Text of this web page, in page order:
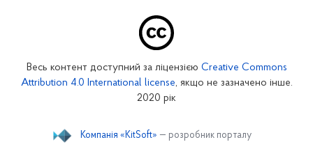
Кіровоградське відділення
Миколаївське відділення
Весь контент доступний за ліцензією Creative Commons
Attribution 4.0 International license, якщо не зазначено інше.
2020 рік
Компанія «KitSoft» — розробник порталу